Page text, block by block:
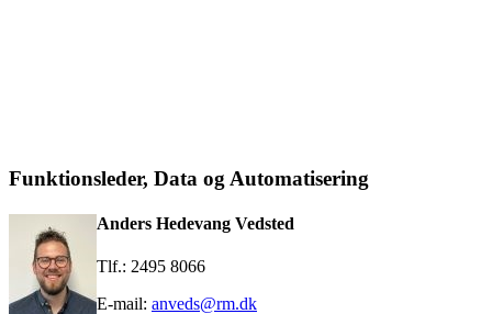
Funktionsleder, Data og Automatisering
Anders Hedevang Vedsted
Tlf.: 2495 8066
E-mail: anveds@rm.dk